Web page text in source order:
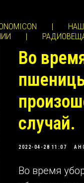
|
|
Во
случай.
2022-04-28 11:07
Во время